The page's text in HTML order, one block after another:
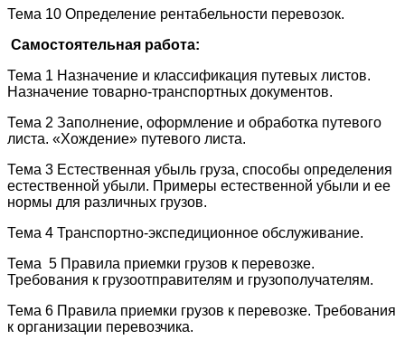
Тема 10 Определение рентабельности перевозок.
Самостоятельная работа:
Тема 1 Назначение и классификация путевых листов.
Назначение товарно-транспортных документов.
Тема 2 Заполнение, оформление и обработка путевого
листа. «Хождение» путевого листа.
Тема 3 Естественная убыль груза, способы определения
естественной убыли. Примеры естественной убыли и ее
нормы для различных грузов.
Тема 4 Транспортно-экспедиционное обслуживание.
Тема 5 Правила приемки грузов к перевозке.
Требования к грузоотправителям и грузополучателям.
Тема 6 Правила приемки грузов к перевозке. Требования
к организации перевозчика.